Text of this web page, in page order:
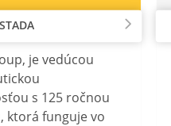
je vedúcou
s 125 ročnou
ktorá funguje vo